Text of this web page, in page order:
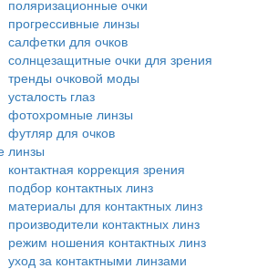
поляризационные очки
прогрессивные линзы
салфетки для очков
солнцезащитные очки для зрения
тренды очковой моды
усталость глаз
фотохромные линзы
футляр для очков
линзы
контактная коррекция зрения
подбор контактных линз
материалы для контактных линз
производители контактных линз
режим ношения контактных линз
уход за контактными линзами